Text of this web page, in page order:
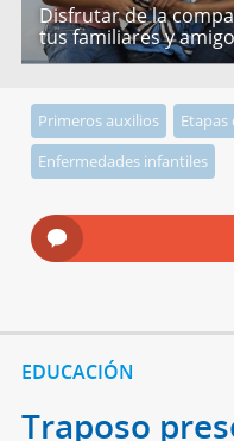
Disfrutar de la
tus familiares y
Primeros auxilios
Enfermedades infantiles
EDUCACIÓN
Traposo